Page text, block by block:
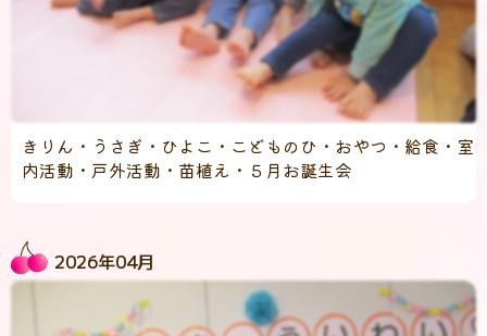
きりん・うさぎ・ひよこ・こどものひ・おやつ・給食・室
内活動・戸外活動・苗植え・５月お誕生会
2026年04月